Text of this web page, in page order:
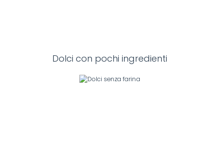
Dolci con pochi ingredienti